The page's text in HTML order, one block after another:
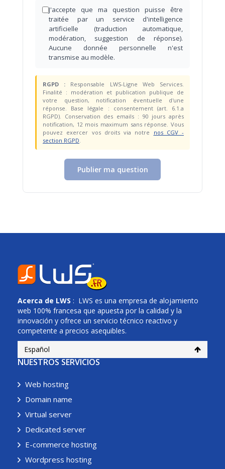
J'accepte que ma question puisse être
traitée par un service d'intelligence
artificielle (traduction automatique,
modération, suggestion de réponse).
Aucune donnée personnelle n'est
transmise au modèle.
RGPD : Responsable LWS-Ligne Web Services.
Finalité : modération et publication publique de
votre question, notification éventuelle d'une
réponse. Base légale : consentement (art. 6.1.a
RGPD). Conservation des emails : 90 jours après
notification, 12 mois maximum sans réponse. Vous
pouvez exercer vos droits via notre nos CGV -
section RGPD.
Publier ma question
Acerca de LWS : LWS es una empresa de alojamiento
web 100% francesa que apuesta por la calidad y la
innovación y ofrece un servicio técnico reactivo y
competente a precios asequibles.
Español
NUESTROS SERVICIOS
Web hosting
Domain name
Virtual server
Dedicated server
E-commerce hosting
Wordpress hosting